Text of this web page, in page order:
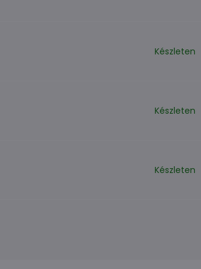
Készleten
Készleten
Készleten